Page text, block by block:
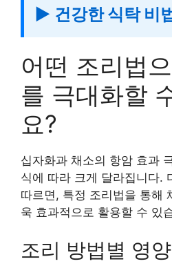
▶ 건강한 식탁 비
어떤 조리법
를 극대화할
요?
십자화과 채소의 항암 효과
식에 따라 크게 달라집니다.
따르면, 특정 조리법을 통해
욱 효과적으로 활용할 수 있
조리 방법별 영